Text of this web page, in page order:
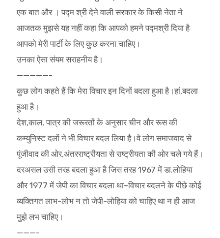
एक बात और । पद्म श्री देने वाली सरकार के किसी नेता ने
आजतक मुझसे यह नहीं कहा कि आपको हमने पद्मश्री दिया है
आपको मेरी पार्टी के लिए कुछ करना चाहिए।
उनका ऐसा संयम सराहनीय है।
—————-
कुछ लोग कहते हैं कि मेरा विचार इन दिनों बदला हुआ है।हां,बदला
हुआ है।
देश,काल, पात्र की जरूरतों के अनुसार चीन और रूस की
कम्युनिस्ट दलों ने भी विचार बदल लिया है।वे लोग समाजवाद से
पूंजीवाद की ओर,अंतरराष्ट्रीयता से राष्ट्रीयता की ओर चले गये हैं।
दरअसल उसी तरह बदला हुआ है जिस तरह 1967 में डा.लोहिया
और 1977 में जेपी का विचार बदला था–विचार बदलने के पीछे कोई
व्यक्तिगत लाभ-लोभ न तो जेपी-लोहिया को चाहिए था न ही आज
मुझे लभ चाहिए।
———-